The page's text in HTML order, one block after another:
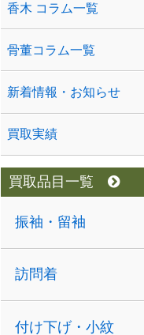
香木 コラム一覧
骨董コラム一覧
新着情報・お知らせ
買取実績
買取品目一覧
振袖・留袖
訪問着
付け下げ・小紋